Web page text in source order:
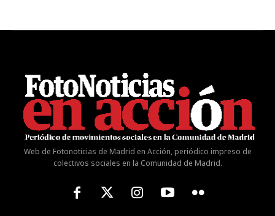
Web de Fotonoticias de Madrid en Acción, periódico impreso de
colectivos sociales en la Comunidad de Madrid.